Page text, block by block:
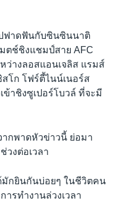
ฟาดฟันกับซินซินนาติ
มตช์ชิงแชมป์สาย AFC
ว่างลอสแอนเจลิส แรมส์
โก โฟร์ตี้ไนน์เนอร์ส
ข้าชิงซูเปอร์โบวล์ ที่จะมี
ากพาดหัวข่าวนี้ ย่อมา
วงต่อเวลา
มักยินกันบ่อยๆ ในชีวิตคน
รทำงานล่วงเวลา